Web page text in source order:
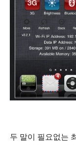
두 말이 필요없는